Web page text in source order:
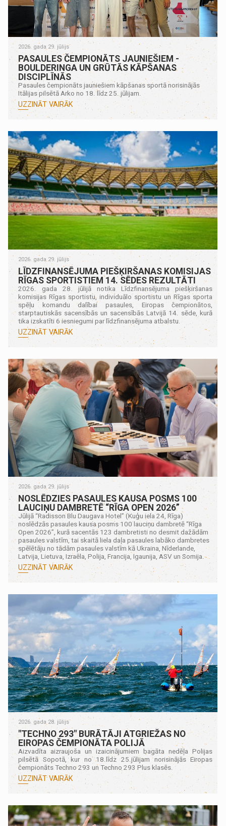
2026. gada 29. jūlijs
PASAULES ČEMPIONĀTS JAUNIEŠIEM -
BOULDERINGA UN GRŪTĀS KĀPŠANAS
DISCIPLĪNĀS
Pasaules čempionāts jauniešiem kāpšanas sportā norisinājās
Itālijas pilsētā Arko no 18. līdz 25. jūlijam.
UZZINĀT VAIRĀK
2026. gada 29. jūlijs
LĪDZFINANSĒJUMA PIEŠĶIRŠANAS KOMISIJAS
RĪGAS SPORTISTIEM 14. SĒDES REZULTĀTI
2026. gada 28. jūlijā notika Līdzfinansējuma piešķiršanas
komisijas Rīgas sportistu, individuālo sportistu un Rīgas sporta
spēļu komandu dalībai pasaules, Eiropas čempionātos,
starptautiskās sacensībās un sacensībās Latvijā 14. sēde, kurā
tika izskatīti 6 iesniegumi par līdzfinansējuma atbalstu.
UZZINĀT VAIRĀK
2026. gada 29. jūlijs
NOSLĒDZIES PASAULES KAUSA POSMS 100
LAUCIŅU DAMBRETĒ “RĪGA OPEN 2026”
Jūlijā “Radisson Blu Daugava Hotel” (Kuģu iela 24, Rīga)
noslēdzās pasaules kausa posms 100 lauciņu dambretē “Rīga
Open 2026”, kurā sacentās 123 dambretisti no desmit dažādām
pasaules valstīm, tai skaitā liela daļa pasaules labāko dambretes
spēlētāju no tādām pasaules valstīm kā Ukraina, Nīderlande,
Latvija, Lietuva, Izraēla, Polija, Francija, Igaunija, ASV un Somija.
UZZINĀT VAIRĀK
2026. gada 28. jūlijs
"TECHNO 293" BURĀTĀJI ATGRIEŽAS NO
EIROPAS ČEMPIONĀTA POLIJĀ
Aizvadīta aizraujoša un izaicinājumiem bagāta nedēļa Polijas
pilsētā Sopotā, kur no 18.līdz 25.jūlijam norisinājās Eiropas
čempionāts Techno 293 un Techno 293 Plus klasēs.
UZZINĀT VAIRĀK